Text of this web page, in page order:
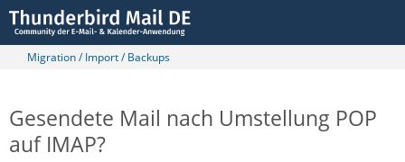
Migration / Import / Backups
Gesendete Mail nach Umstellung POP
auf IMAP?